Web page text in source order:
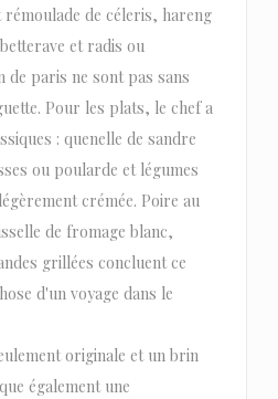
de céleris, hareng
et radis ou
de paris ne sont pas sans
Pour les plats, le chef a
: quenelle de sandre
ou poularde et légumes
crémée. Poire au
de fromage blanc,
grillées concluent ce
d'un voyage dans le
originale et un brin
également une